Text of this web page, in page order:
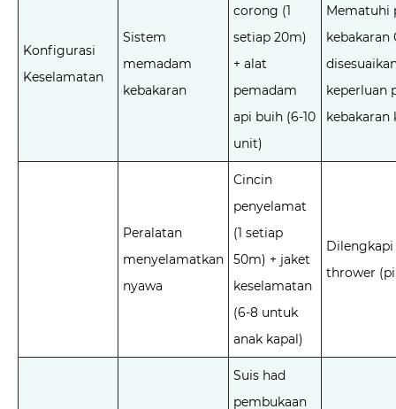
Konfigurasi
Keselamatan
Sistem
memadam
kebakaran
corong (1
setiap 20m)
+ alat
pemadam
api buih (6-10
unit)
Mematuhi
kebakaran
keperluan
kebakaran
Peralatan
menyelamatkan
nyawa
Cincin
penyelamat
(1 setiap
50m) + jaket
keselamatan
(6-8 untuk
anak kapal)
thrower
Suis had
pembukaan